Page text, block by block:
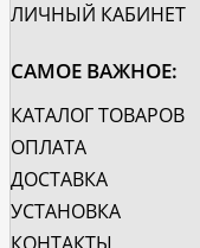
ЛИЧНЫЙ КАБИНЕТ
САМОЕ ВАЖНОЕ:
КАТАЛОГ ТОВАРОВ
ОПЛАТА
ДОСТАВКА
УСТАНОВКА